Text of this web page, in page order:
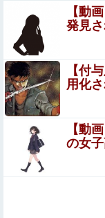
【放送事故】フジ
ロ番組ｗｗｗｗ
【悲報】任天堂キ
ず任天堂に修正さ
エロ漫画『黒髪女
を使わずに無料で
家系ラーメンっ
【動画】役満ボデ
【動
発見
【付
用化さ
【動
の女